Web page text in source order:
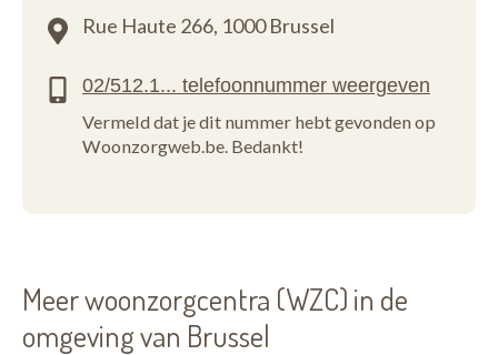
Rue Haute 266, 1000 Brussel
Vermeld dat je dit nummer hebt gevonden op
Woonzorgweb.be. Bedankt!
Meer woonzorgcentra (WZC) in de
omgeving van Brussel